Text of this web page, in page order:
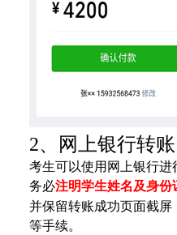
2、网上银行转账
考生可以使用网上银行
务必注明学生姓名及身份
并保留转账成功页面截屏
等手续。